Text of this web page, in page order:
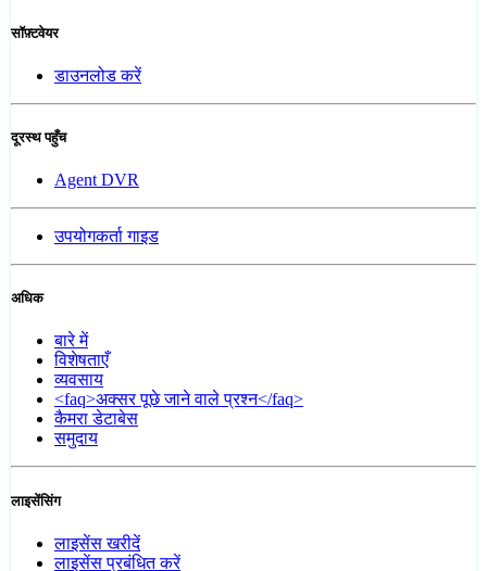
सॉफ़्टवेयर
डाउनलोड करें
दूरस्थ पहुँच
Agent DVR
उपयोगकर्ता गाइड
अधिक
बारे में
विशेषताएँ
व्यवसाय
<faq>अक्सर पूछे जाने वाले प्रश्न</faq>
कैमरा डेटाबेस
समुदाय
लाइसेंसिंग
लाइसेंस खरीदें
लाइसेंस प्रबंधित करें